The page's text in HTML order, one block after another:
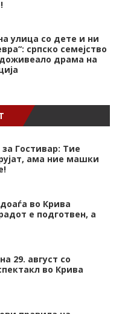
улица со дете и ни
српско семејство
драма на
Гостивар: Тие
ама ние машки
во Крива
е подготвен, а
29. август со
во Крива